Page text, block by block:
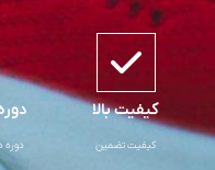
کیفیت بالا
کیفیت تضمین